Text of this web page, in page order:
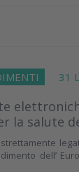
31
la salute
dell’